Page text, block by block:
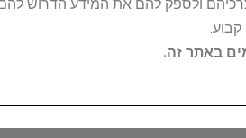
ולספק להם את המידע הדרוש
קבוע.
באתר זה.